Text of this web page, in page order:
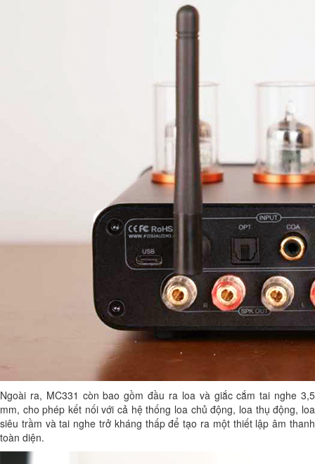
Ngoài ra, MC331 còn bao gồm đầu ra loa và giắc cắm tai nghe 3,5
mm, cho phép kết nối với cả hệ thống loa chủ động, loa thụ động, loa
siêu trầm và tai nghe trở kháng thấp để tạo ra một thiết lập âm thanh
toàn diện.